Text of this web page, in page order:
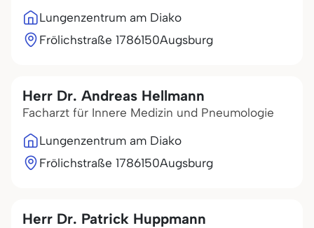
Lungenzentrum am Diako
Frölichstraße 1786150Augsburg
Herr Dr. Andreas Hellmann
Facharzt für Innere Medizin und Pneumologie
Lungenzentrum am Diako
Frölichstraße 1786150Augsburg
Herr Dr. Patrick Huppmann